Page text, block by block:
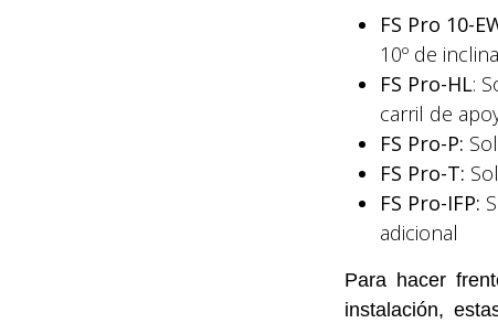
FS Pro 10-
10º de
FS Pro-HL:
carril de
FS Pro-P:
FS Pro-T:
FS Pro-IFP:
adicional
Para hacer
instalación,